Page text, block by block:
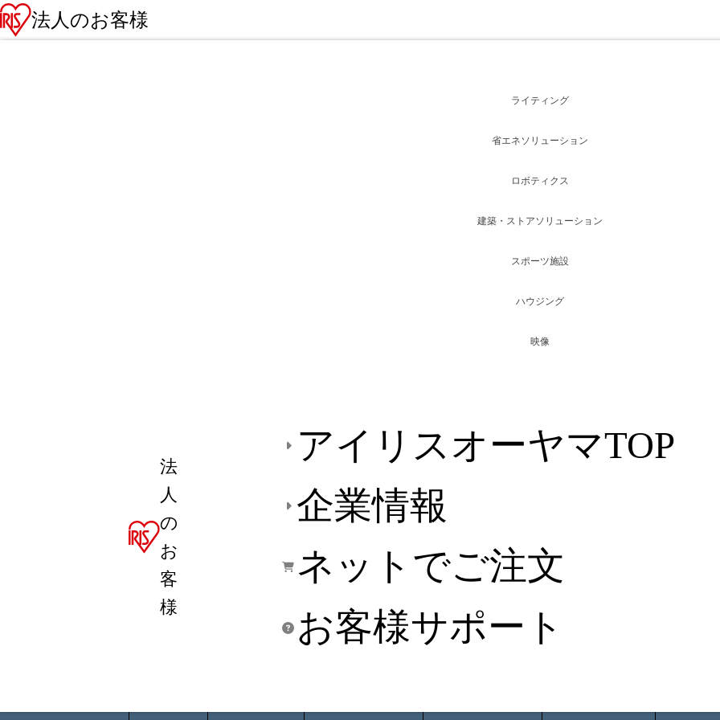
法人のお客様
法
人
の
お
客
様
アイリスオーヤマTOP
企業情報
ネットでご注文
お客様サポート
ライティング
省エネソリューション
ロボティクス
建築・ストアソリューション
スポーツ施設
ハウジング
映像